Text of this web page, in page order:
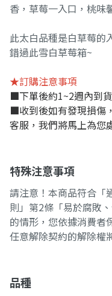
香，草莓一入口，桃味
此太白品種是白草莓的
錯過此雪白草莓箱~
★訂購注意事項
■下單後約1~2週內到
■收到後如有發現損傷
客服，我們將馬上為您
特殊注意事項
請注意！本商品符合「
則」第2條「易於腐敗
的情形，您依據消費者
任意解除契約的解除權
品種